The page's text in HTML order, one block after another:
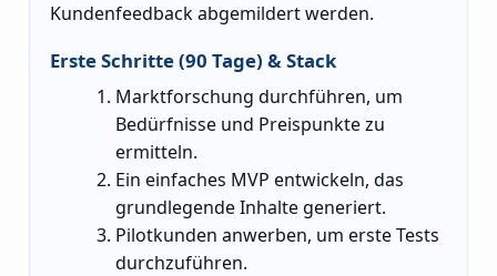
Kundenfeedback abgemildert werden.
Erste Schritte (90 Tage) & Stack
Marktforschung durchführen, um
Bedürfnisse und Preispunkte zu
ermitteln.
Ein einfaches MVP entwickeln, das
grundlegende Inhalte generiert.
Pilotkunden anwerben, um erste Tests
durchzuführen.